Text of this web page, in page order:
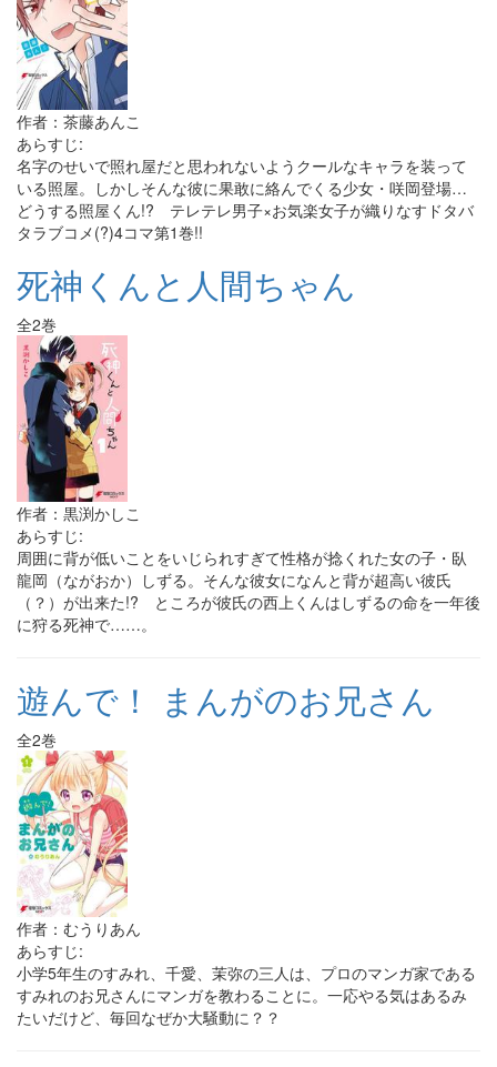
作者：茶藤あんこ
あらすじ:
名字のせいで照れ屋だと思われないようクールなキャラを装って
いる照屋。しかしそんな彼に果敢に絡んでくる少女・咲岡登場…
どうする照屋くん!? テレテレ男子×お気楽女子が織りなすドタバ
タラブコメ(?)4コマ第1巻!!
死神くんと人間ちゃん
全2巻
作者：黒渕かしこ
あらすじ:
周囲に背が低いことをいじられすぎて性格が捻くれた女の子・臥
龍岡（ながおか）しずる。そんな彼女になんと背が超高い彼氏
（？）が出来た!? ところが彼氏の西上くんはしずるの命を一年後
に狩る死神で……。
遊んで！ まんがのお兄さん
全2巻
作者：むうりあん
あらすじ:
小学5年生のすみれ、千愛、茉弥の三人は、プロのマンガ家である
すみれのお兄さんにマンガを教わることに。一応やる気はあるみ
たいだけど、毎回なぜか大騒動に？？